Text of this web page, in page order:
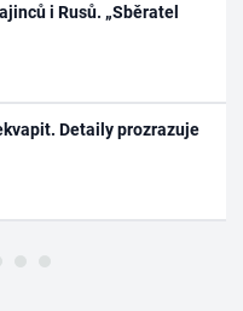
i Rusů. „Sběratel
Detaily prozrazuje